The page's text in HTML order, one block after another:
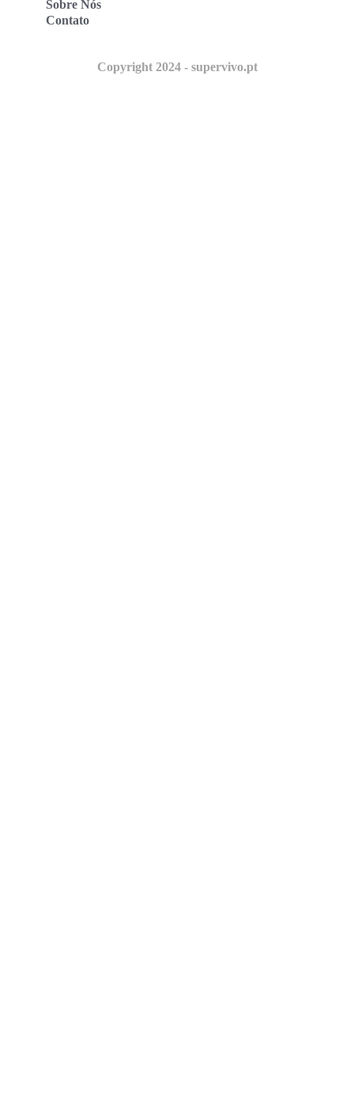
Sobre Nós
Contato
Copyright 2024 - supervivo.pt